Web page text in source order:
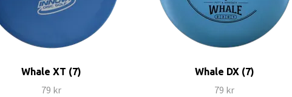
Whale XT (7)
79 kr
Whale DX (7)
79 kr